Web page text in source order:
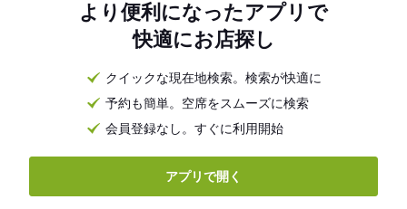
より便利になったアプリで
快適にお店探し
クイックな現在地検索。検索が快適に
予約も簡単。空席をスムーズに検索
会員登録なし。すぐに利用開始
アプリで開く